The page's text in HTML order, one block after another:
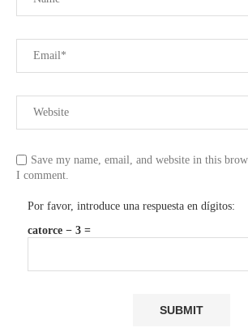
Save my name, email, and website in this
I comment.
Por favor, introduce una respuesta en dígitos:
catorce − 3 =